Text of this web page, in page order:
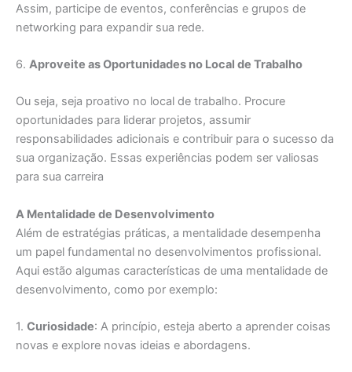
Assim, participe de eventos, conferências e grupos de
networking para expandir sua rede.
6. Aproveite as Oportunidades no Local de Trabalho
Ou seja, seja proativo no local de trabalho. Procure
oportunidades para liderar projetos, assumir
responsabilidades adicionais e contribuir para o sucesso da
sua organização. Essas experiências podem ser valiosas
para sua carreira
A Mentalidade de Desenvolvimento
Além de estratégias práticas, a mentalidade desempenha
um papel fundamental no desenvolvimentos profissional.
Aqui estão algumas características de uma mentalidade de
desenvolvimento, como por exemplo:
1. Curiosidade: A princípio, esteja aberto a aprender coisas
novas e explore novas ideias e abordagens.